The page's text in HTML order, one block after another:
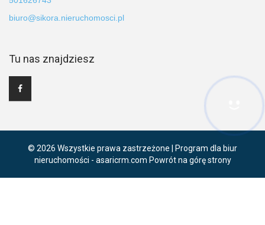
biuro@sikora.nieruchomosci.pl
Tu nas znajdziesz
© 2026 Wszystkie prawa zastrzeżone | Program dla biur
nieruchomości - asaricrm.com Powrót na górę strony